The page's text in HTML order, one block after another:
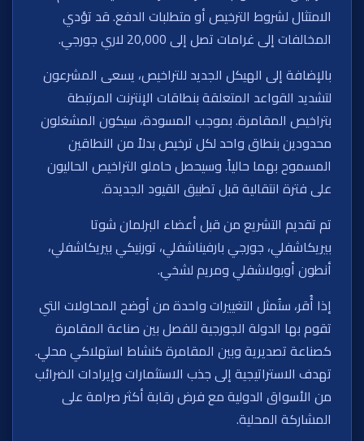
الامتثال لشروط الترخيص أو متطلبات الدفع. قد تؤدي
المخالفات إلى غرامات تصل إلى 20,000 لاري جورجي.
بالإضافة إلى الهيكل الجديد للتراخيص، يسعى المشرعون
لتشديد القواعد المتعلقة بنطاقات الإنترنت المرتبطة
بتراخيص المقامرة. بموجب المسودة، سيكون المشغلون
محدودين بنطاق واحد لكل ترخيص بدلاً من النطاقين
المسموح بهما حالياً. وسيحصل حاملو التراخيص الحاليون
على فترة انتقالية قبل تطبيق القيود الجديدة.
تم تقديم التشريع من قبل أعضاء البرلمان شوتا
بيريكاشفلي، جورجي بارفيناشفلي، تورنيكي بيريكاشفلي،
أنطون أوبولاشفلي ومريم لشخي.
إذا أُقر، ستُمثل التغييرات واحدة من أوضح المحاولات التي
تقوم بها الدولة الجورجية للفصل بين صناعة المقامرة
كصناعة تصديرية وبين المقامرة كنشاط استهلاكي محلي.
تهدف الاستراتيجية إلى جذب الاستثمارات وإيرادات الضرائب
من الأسواق الدولية مع فرض رقابة أكثر صرامة على
المشاركة المحلية.